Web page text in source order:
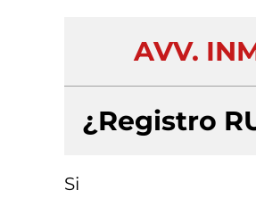
AVV.
¿Registro
Si